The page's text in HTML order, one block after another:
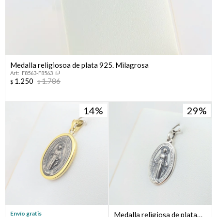
Medalla religiosoa de plata 925. Milagrosa
F8563-F8563
$ 1.250 $1.786
14
Envío gratis
29
Medalla religiosa de plata